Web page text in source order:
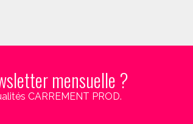
mensuelle ?
CARREMENT PROD.